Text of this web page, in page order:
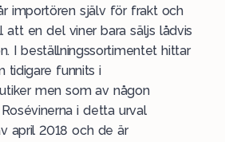
importören själv för frakt och
att en del viner bara säljs lådvis
I beställningssortimentet hittar
tidigare funnits i
men som av någon
i detta urval
april 2018 och de är